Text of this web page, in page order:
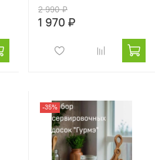
2 990 ₽
1 970 ₽
-35%